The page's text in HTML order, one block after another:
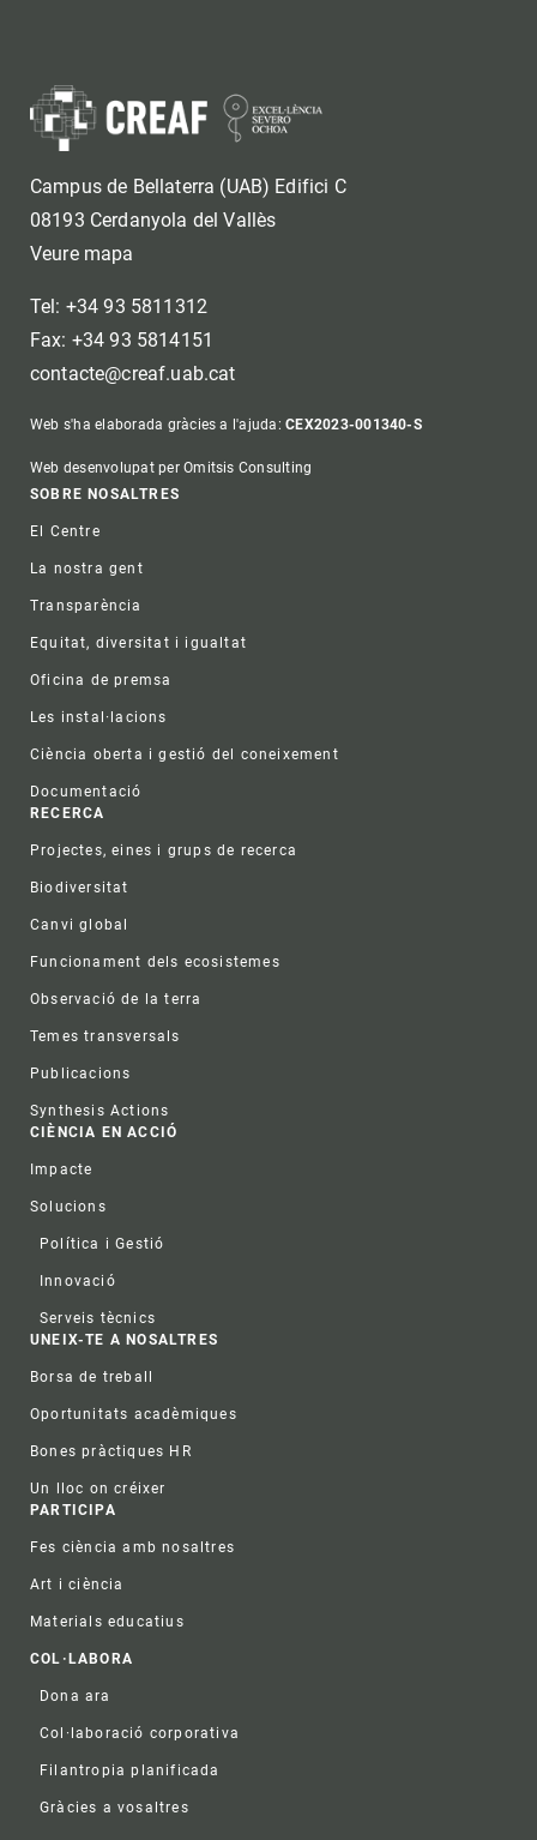
Campus de Bellaterra (UAB) Edifici C
08193 Cerdanyola del Vallès
Veure mapa
Tel: +34 93 5811312
Fax: +34 93 5814151
contacte@creaf.uab.cat
Web s'ha elaborada gràcies a l'ajuda:CEX2023-001340-S
Web desenvolupat per Omitsis Consulting
Footer
SOBRE NOSALTRES
El Centre
La nostra gent
Transparència
Equitat, diversitat i igualtat
Oficina de premsa
Les instal·lacions
Ciència oberta i gestió del coneixement
Documentació
RECERCA
Projectes, eines i grups de recerca
Biodiversitat
Canvi global
Funcionament dels ecosistemes
Observació de la terra
Temes transversals
Publicacions
Synthesis Actions
CIÈNCIA EN ACCIÓ
Impacte
Solucions
Política i Gestió
Innovació
Serveis tècnics
UNEIX-TE A NOSALTRES
Borsa de treball
Oportunitats acadèmiques
Bones pràctiques HR
Un lloc on créixer
PARTICIPA
Fes ciència amb nosaltres
Art i ciència
Materials educatius
COL·LABORA
Dona ara
Col·laboració corporativa
Filantropia planificada
Gràcies a vosaltres